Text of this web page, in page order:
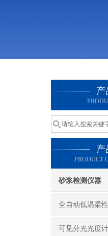
产
产
PRODUCT
砂浆检测仪器
全自动低温柔
可见分光光度计